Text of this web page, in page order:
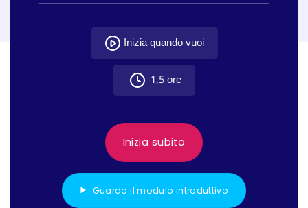
Inizia quando vuoi
1,5 ore
Inizia subito
Guarda il modulo introduttivo